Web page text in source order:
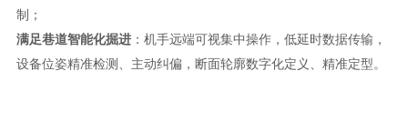
制；
满足巷道智能化掘进：机手远端可视集中操作，低延时数据传输，
设备位姿精准检测、主动纠偏，断面轮廓数字化定义、精准定型。